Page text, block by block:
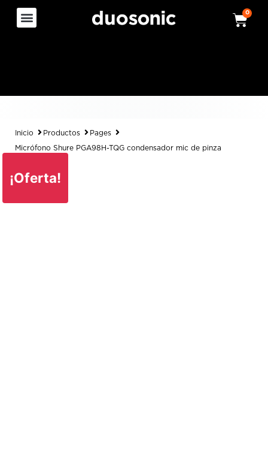
0
Inicio Productos Pages
Micrófono Shure PGA98H-TQG condensador mic de pinza
¡Oferta!